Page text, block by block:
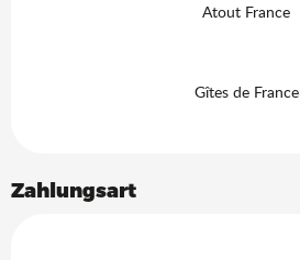
Atout France
Gîtes de France
Zahlungsart